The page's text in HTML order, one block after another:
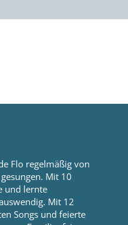
Flo regelmäßig von
Mit 10
und lernte
Mit 12
Songs und feierte